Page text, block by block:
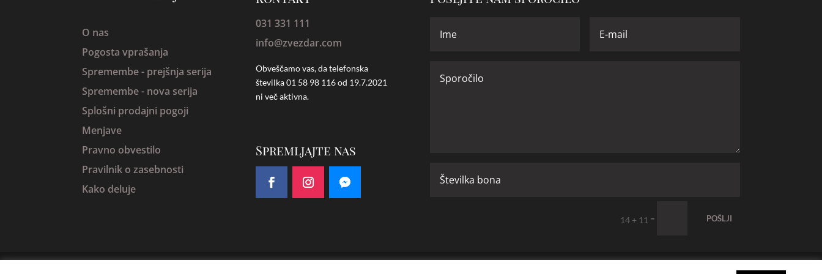
O nas
Pogosta vprašanja
Spremembe - prejšnja serija
Spremembe - nova serija
Splošni prodajni pogoji
Menjave
Pravno obvestilo
Pravilnik o zasebnosti
Kako deluje
031 331 111
info@zvezdar.com
Obveščamo vas, da telefonska
številka01 58 98 116 od 19.7.2021
ni več aktivna.
Spremljajte nas
14 + 11 = POŠLJI